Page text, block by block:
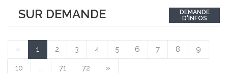
SUR DEMANDE
exklusives Zuhause mit über 230 m² Wohnfläche, das
Grosszügigkeit, Privatsphäre und zeitlose Eleganz auf
DEMANDE
D'INFOS
« 1 2 3 4 5 6 7 8 9
10 ... 71 72 »